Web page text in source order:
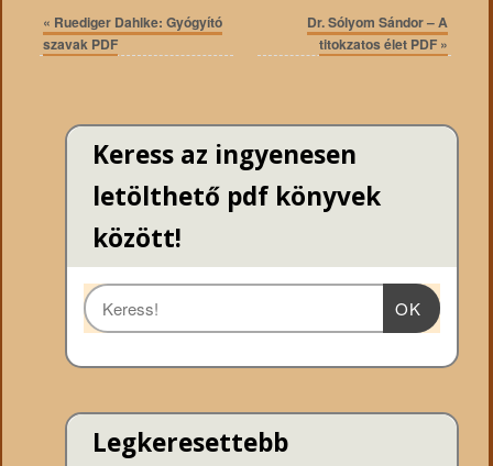
« Ruediger Dahlke: Gyógyító
szavak PDF
Dr. Sólyom Sándor – A
titokzatos élet PDF »
Keress az ingyenesen
letölthető pdf könyvek
között!
OK
Legkeresettebb